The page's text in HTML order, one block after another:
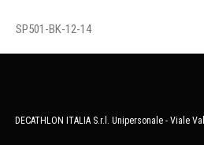
SP501-BK-12-14
DECATHLON ITALIA S.r.l. Unipersonale - Viale